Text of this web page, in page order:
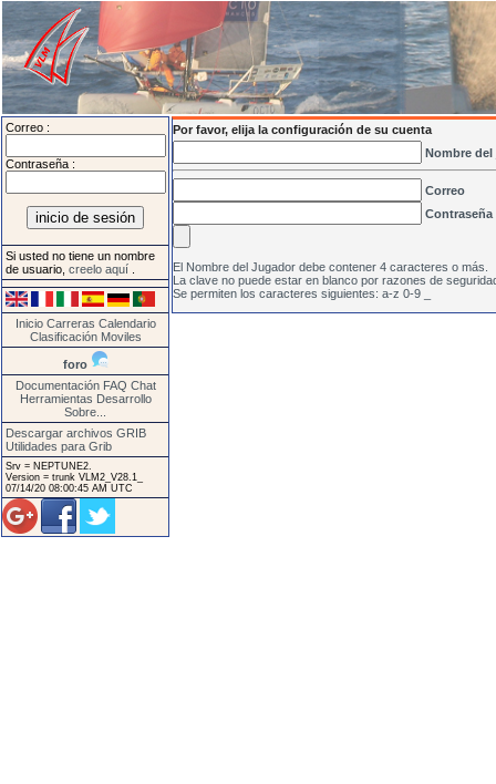
Correo :
Contraseña :
Si usted no tiene un nombre
de usuario, creelo aquí
Inicio Carreras Calendario
Clasificación Moviles
foro
Documentación FAQ Chat
Herramientas Desarrollo
Sobre...
Descargar archivos GRIB
Utilidades para Grib
Srv = NEPTUNE2.
Version = trunk VLM2_V28.1_
07/14/20 08:00:45 AM UTC
Por favor, elija la configuración de su cuenta
Nombre
Correo
Contraseña
El Nombre del Jugador debe contener 4 caracteres o más.
La clave no puede estar en blanco por razones de
Se permiten los caracteres siguientes: a-z 0-9 _